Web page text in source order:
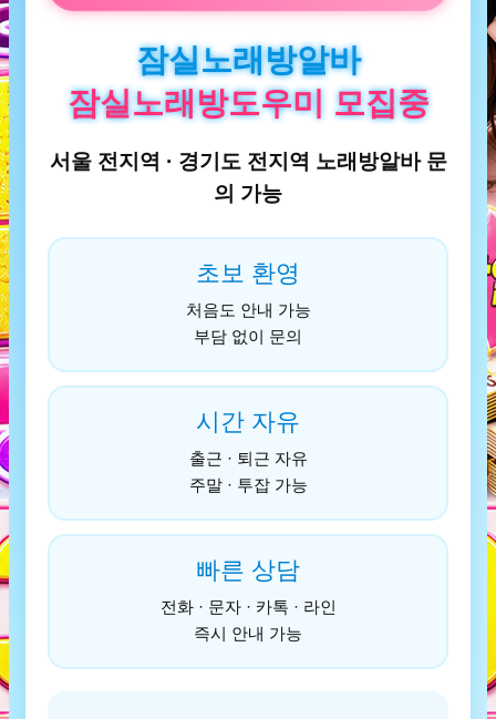
잠실노래방알바
잠실노래방도우미 모집중
서울 전지역 · 경기도 전지역 노래방알바 문
의 가능
초보 환영
처음도 안내 가능
부담 없이 문의
시간 자유
출근 · 퇴근 자유
주말 · 투잡 가능
빠른 상담
전화 · 문자 · 카톡 · 라인
즉시 안내 가능